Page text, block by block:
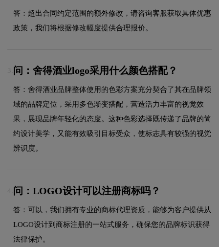
答：超出合同约定范围的额外修改，请咨询客服获取具体优惠
政策，我们将根据修改幅度提供合理报价。
3. 问：舍得酒业logo采用什么颜色搭配？
答：舍得酒业品牌整体使用的色彩方案充分契合了其在品牌领
域的品牌定位，采用多色渐变搭配，营造活力丰富的视觉效
果，展现品牌年轻化的态度。这种色彩选择既传递了品牌的简
约设计美学，又能有效吸引目标受众，使标志具有较强的视觉
辨识度。
4. 问：LOGO设计可以注册商标吗？
答：可以，我们拥有专业的商标代理资质，能够为客户提供从
LOGO设计到商标注册的一站式服务，确保您的品牌标识获得
法律保护。